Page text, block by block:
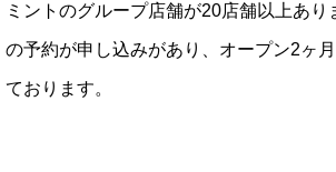
ミントのグループ店舗が20店舗以上あり
の予約が申し込みがあり、オープン2ヶ
ております。